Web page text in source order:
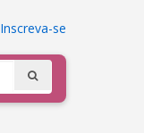
Inscreva-se